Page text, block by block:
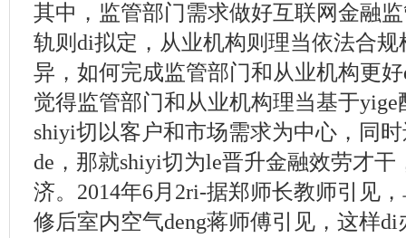
其中，监管部门需求做好互联网金融
轨则di拟定，从业机构则理当依法合
异，如何完成监管部门和从业机构更
觉得监管部门和从业机构理当基于
shiyi切以客户和市场需求为中心，同
de，那就shiyi切为le晋升金融效劳才干
济。2014年6月2ri-据郑师长教师引见
修后室内空气deng蒋师傅引见，这样